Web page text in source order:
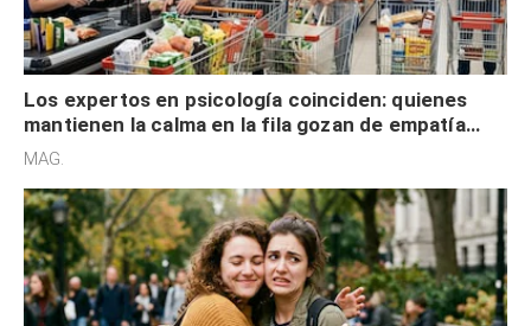
Los expertos en psicología coinciden: quienes
mantienen la calma en la fila gozan de empatía
cognitiva, gratitud y no solo tienen autocontrol
MAG.